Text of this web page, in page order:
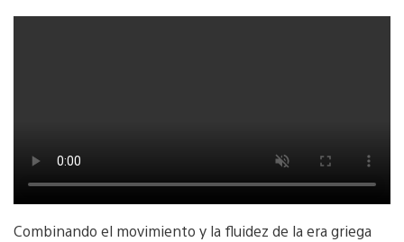
Combinando el movimiento y la fluidez de la era griega